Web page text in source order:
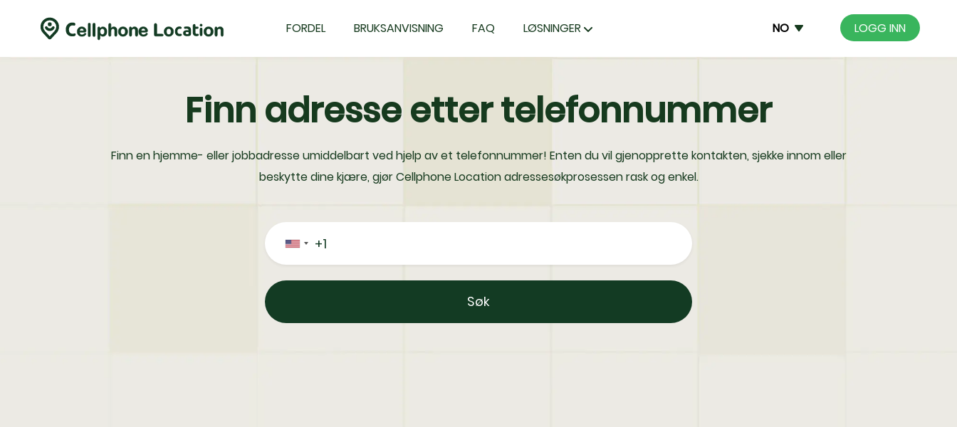
NO LOGG INN
FORDEL BRUKSANVISNING FAQ LØSNINGER
Finn adresse etter telefonnummer
Finn en hjemme- eller jobbadresse umiddelbart ved hjelp av et telefonnummer! Enten du vil gjenopprette kontakten, sjekke innom eller
beskytte dine kjære, gjør Cellphone Location adressesøkprosessen rask og enkel.
Søk